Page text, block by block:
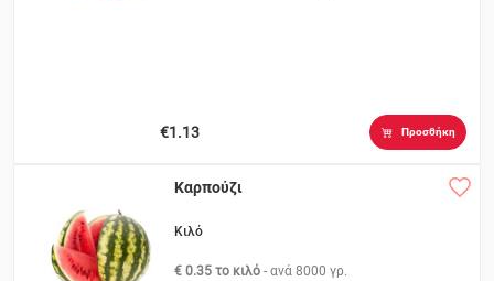
€1.13 Προσθήκη
Καρπούζι
Κιλό
€ 0.35 το κιλό - ανά8000 γρ.